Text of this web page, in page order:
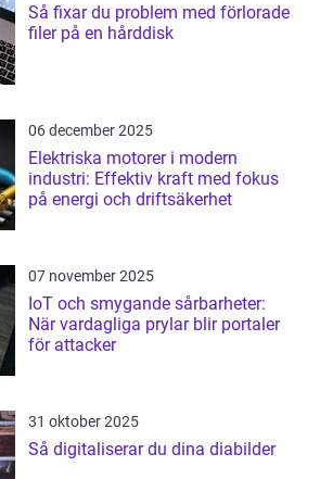
Så fixar du problem med förlorade
filer på en hårddisk
06 december 2025
Elektriska motorer i modern
industri: Effektiv kraft med fokus
på energi och driftsäkerhet
07 november 2025
IoT och smygande sårbarheter:
När vardagliga prylar blir portaler
för attacker
31 oktober 2025
Så digitaliserar du dina diabilder